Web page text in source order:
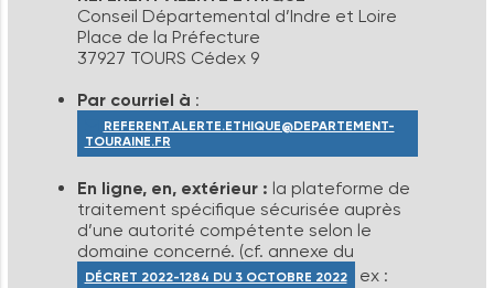
Conseil Départemental d’Indre et Loire
Place de la Préfecture
37927 TOURS Cédex 9
Par courriel à :
REFERENT.ALERTE.ETHIQUE@DEPARTEMENT-
TOURAINE.FR
En ligne, en, extérieur : la plateforme de
traitement spécifique sécurisée auprès
d’une autorité compétente selon le
domaine concerné. (cf. annexe du
DÉCRET 2022-1284 DU 3 OCTOBRE 2022
ex :